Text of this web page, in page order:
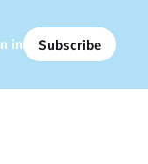
in Subscribe